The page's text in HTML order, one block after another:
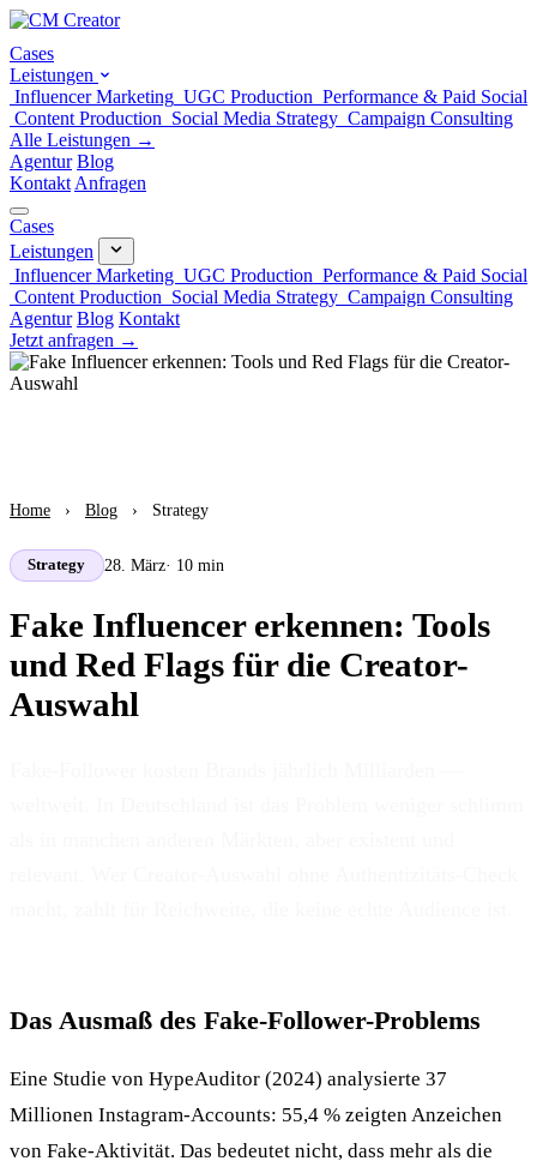
Cases
Leistungen
Influencer Marketing UGC Production Performance & Paid Social
Content Production Social Media Strategy Campaign Consulting
Alle Leistungen →
Agentur Blog
Kontakt Anfragen
Cases
Leistungen
Influencer Marketing UGC Production Performance & Paid Social
Content Production Social Media Strategy Campaign Consulting
Agentur Blog Kontakt
Jetzt anfragen →
Home › Blog › Strategy
Strategy 28. März· 10 min
Fake Influencer erkennen: Tools
und Red Flags für die Creator-
Auswahl
Das Ausmaß des Fake-Follower-Problems
Eine Studie von HypeAuditor (2024) analysierte 37
Millionen Instagram-Accounts: 55,4 % zeigten Anzeichen
von Fake-Aktivität. Das bedeutet nicht, dass mehr als die